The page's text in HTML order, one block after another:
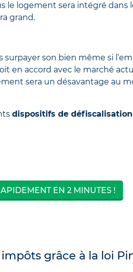
le logement sera intégré dans
grand.
son bien même si
en accord avec le marché
sera un désavantage au
dispositifs de défiscalisation
EN 2 MINUTES !
grâce à la loi